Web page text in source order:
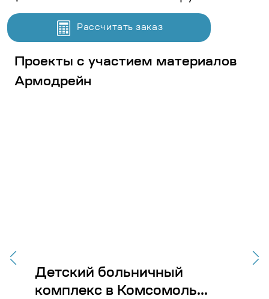
Рассчитать заказ
Проекты с участием материалов
Армодрейн
Детский больничный
комплекс в Комсомоль...